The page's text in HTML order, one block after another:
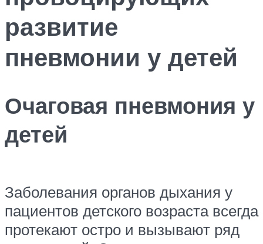
развитие
пневмонии у детей
Очаговая пневмония у
детей
Заболевания органов дыхания у
пациентов детского возраста всегда
протекают остро и вызывают ряд